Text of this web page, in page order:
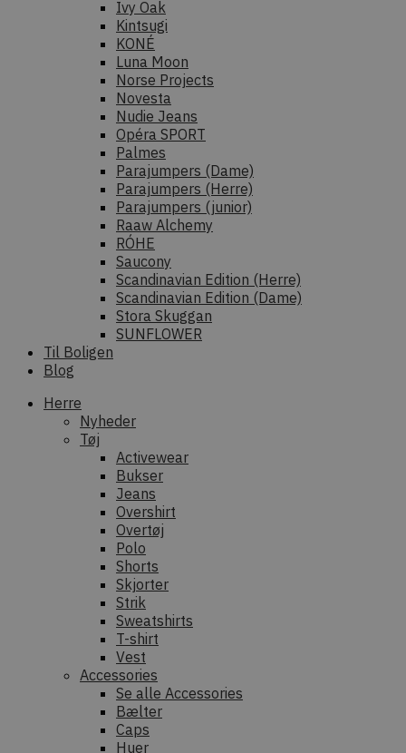
Ivy Oak
Kintsugi
KONÉ
Luna Moon
Norse Projects
Novesta
Nudie Jeans
Opéra SPORT
Palmes
Parajumpers (Dame)
Parajumpers (Herre)
Parajumpers (junior)
Raaw Alchemy
RÓHE
Saucony
Scandinavian Edition (Herre)
Scandinavian Edition (Dame)
Stora Skuggan
SUNFLOWER
Til Boligen
Blog
Herre
Nyheder
Tøj
Activewear
Bukser
Jeans
Overshirt
Overtøj
Polo
Shorts
Skjorter
Strik
Sweatshirts
T-shirt
Vest
Accessories
Se alle Accessories
Bælter
Caps
Huer